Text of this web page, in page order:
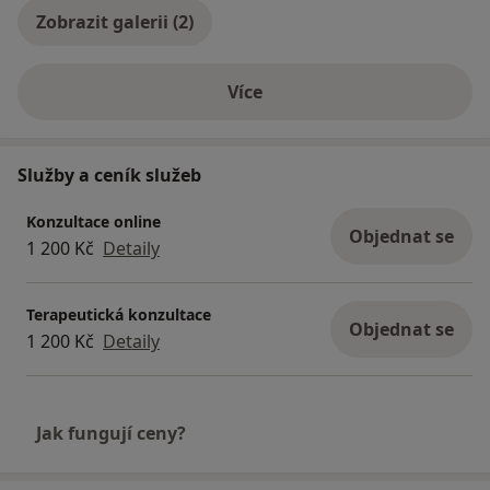
Zobrazit galerii (2)
Víceo zkušenostech
Služby a ceník služeb
Konzultace online
1 200 Kč Detaily Objednat se
Terapeutická konzultace
1 200 Kč Detaily Objednat se
Jak fungují ceny?